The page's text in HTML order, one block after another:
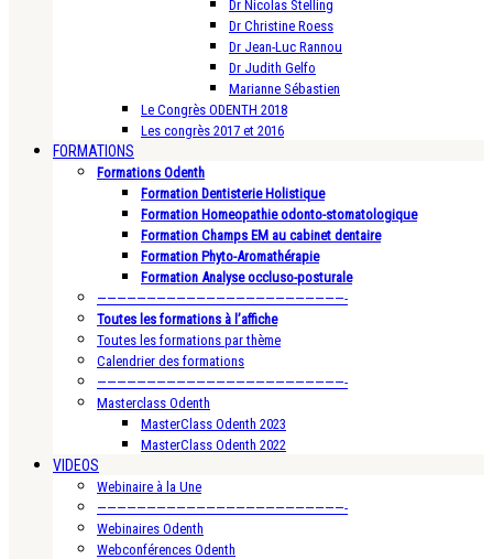
Dr Nicolas Stelling
Dr Christine Roess
Dr Jean-Luc Rannou
Dr Judith Gelfo
Marianne Sébastien
Le Congrès ODENTH 2018
Les congrès 2017 et 2016
FORMATIONS
Formations Odenth
Formation Dentisterie Holistique
Formation Homeopathie odonto-stomatologique
Formation Champs EM au cabinet dentaire
Formation Phyto-Aromathérapie
Formation Analyse occluso-posturale
—————————————————————————-
Toutes les formations à l’affiche
Toutes les formations par thème
Calendrier des formations
—————————————————————————-
Masterclass Odenth
MasterClass Odenth 2023
MasterClass Odenth 2022
VIDEOS
Webinaire à la Une
—————————————————————————-
Webinaires Odenth
Webconférences Odenth